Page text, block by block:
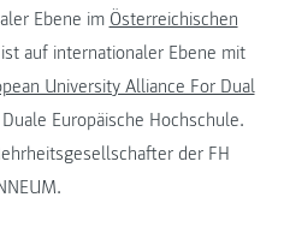
Ebene im Österreichischen
auf internationaler Ebene mit
University Alliance For Dual
Europäische Hochschule.
der FH